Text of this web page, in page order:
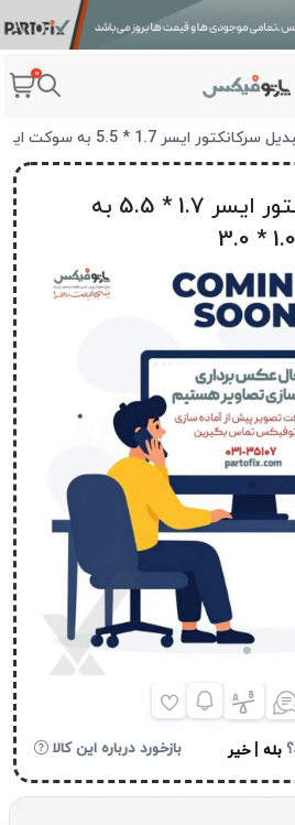
0
سرکانکتور ايسر 1.7 * 5.5 به سوکت ایسر 1.0 * 3.0
تبديل سرکانکتور ايسر 1.7 * 5.5 به
بله خیر بازخورد درباره این کالا